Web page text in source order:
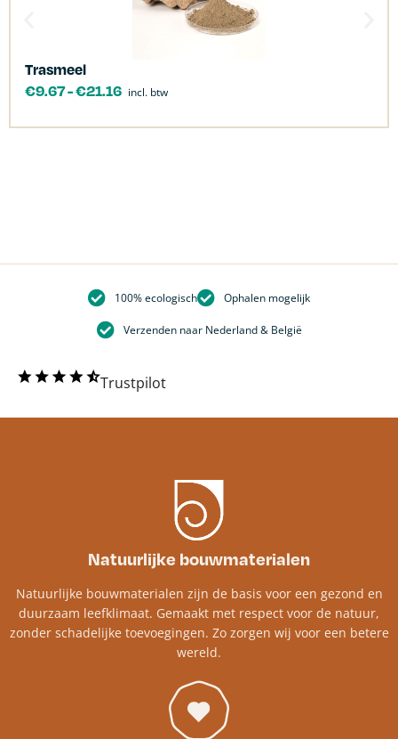
Trasmeel
€9.67-€21.16 incl. btw
100% ecologisch Ophalen mogelijk
Verzenden naar Nederland & België
Trustpilot
Natuurlijke bouwmaterialen
Natuurlijke bouwmaterialen zijn de basis voor een gezond en
duurzaam leefklimaat. Gemaakt met respect voor de natuur,
zonder schadelijke toevoegingen. Zo zorgen wij voor een betere
wereld.